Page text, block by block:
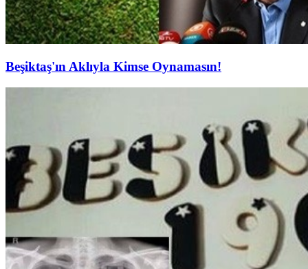
Beşiktaş'ın Aklıyla Kimse Oynamasın!